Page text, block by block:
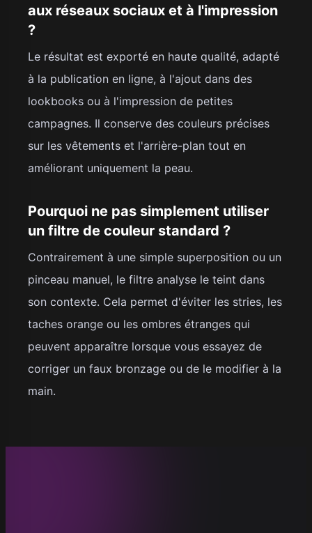
aux réseaux sociaux et à l'impression
?
Le résultat est exporté en haute qualité, adapté
à la publication en ligne, à l'ajout dans des
lookbooks ou à l'impression de petites
campagnes. Il conserve des couleurs précises
sur les vêtements et l'arrière-plan tout en
améliorant uniquement la peau.
Pourquoi ne pas simplement utiliser
un filtre de couleur standard ?
Contrairement à une simple superposition ou un
pinceau manuel, le filtre analyse le teint dans
son contexte. Cela permet d'éviter les stries, les
taches orange ou les ombres étranges qui
peuvent apparaître lorsque vous essayez de
corriger un faux bronzage ou de le modifier à la
main.